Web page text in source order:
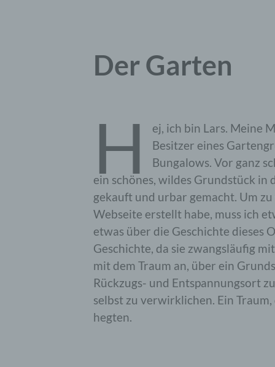
Der Garten
H
ej, ich bin Lars. Meine
Besitzer eines
Bungalows. Vor ganz
ein schönes, wildes Grundstück
gekauft und urbar gemacht. Um
Webseite erstellt habe, muss ich
etwas über die Geschichte dieses
Geschichte, da sie zwangsläufig
mit dem Traum an, über ein
Rückzugs- und Entspannungsort
selbst zu verwirklichen. Ein
hegten.